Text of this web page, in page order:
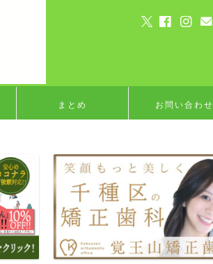
まとめ お問い合わせ